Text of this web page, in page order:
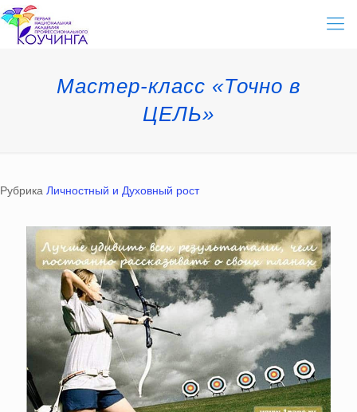
Мастер-класс «Точно в
ЦЕЛЬ»
Рубрика Личностный и Духовный рост